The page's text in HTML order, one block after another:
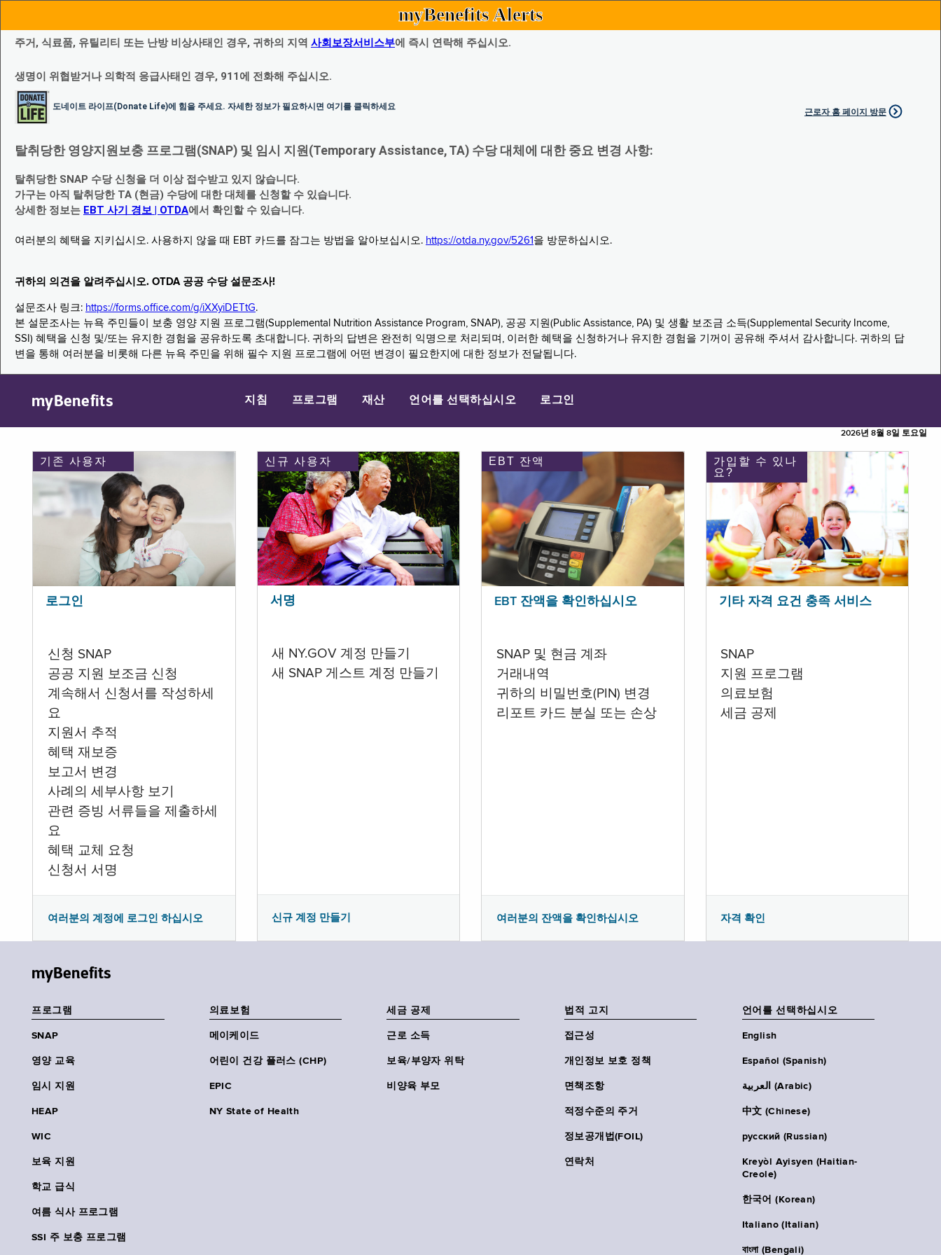
myBenefits Alerts
주거, 식료품, 유틸리티 또는 난방 비상사태인 경우, 귀하의 지역 사회보장서비스부에 즉시 연락해 주십시오.
생명이 위협받거나 의학적 응급사태인 경우, 911에 전화해 주십시오.
도네이트 라이프(Donate Life)에 힘을 주세요. 자세한 정보가 필요하시면 여기를 클릭하세요
근로자 홈 페이지 방문
탈취당한 영양지원보충 프로그램(SNAP) 및 임시 지원(Temporary Assistance, TA) 수당 대체에 대한 중요 변경 사항:
탈취당한 SNAP 수당 신청을 더 이상 접수받고 있지 않습니다.
가구는 아직 탈취당한 TA (현금) 수당에 대한 대체를 신청할 수 있습니다.
상세한 정보는 EBT 사기 경보 | OTDA에서 확인할 수 있습니다.
여러분의 혜택을 지키십시오. 사용하지 않을 때 EBT 카드를 잠그는 방법을 알아보십시오. https://otda.ny.gov/5261 을 방문하십시오.
귀하의 의견을 알려주십시오. OTDA 공공 수당 설문조사!
설문조사 링크: https://forms.office.com/g/iXXyiDETtG.
본 설문조사는 뉴욕 주민들이 보충 영양 지원 프로그램(Supplemental Nutrition Assistance Program, SNAP), 공공 지원(Public Assistance, PA) 및 생활 보조금 소득(Supplemental Security Income,
SSI) 혜택을 신청 및/또는 유지한 경험을 공유하도록 초대합니다. 귀하의 답변은 완전히 익명으로 처리되며, 이러한 혜택을 신청하거나 유지한 경험을 기꺼이 공유해 주셔서 감사합니다. 귀하의 답
변을 통해 여러분을 비롯해 다른 뉴욕 주민을 위해 필수 지원 프로그램에 어떤 변경이 필요한지에 대한 정보가 전달됩니다.
myBenefits 지침 프로그램 재산 언어를 선택하십시오 로그인
2026년 8월 8일 토요일
기존 사용자
로그인
신청 SNAP
공공 지원 보조금 신청
계속해서 신청서를 작성하세
요
지원서 추적
혜택 재보증
보고서 변경
사례의 세부사항 보기
관련 증빙 서류들을 제출하세
요
혜택 교체 요청
신청서 서명
여러분의 계정에 로그인 하십시오
신규 사용자
서명
새 NY.GOV 계정 만들기
새 SNAP 게스트 계정 만들기
신규 계정 만들기
EBT 잔액
EBT 잔액을 확인하십시오
SNAP 및 현금 계좌
거래내역
귀하의 비밀번호(PIN) 변경
리포트 카드 분실 또는 손상
여러분의 잔액을 확인하십시오
가입할 수 있나
요?
기타 자격 요건 충족 서비스
SNAP
지원 프로그램
의료보험
세금 공제
자격 확인
myBenefits
프로그램
SNAP
영양 교육
임시 지원
HEAP
WIC
보육 지원
학교 급식
여름 식사 프로그램
SSI 주 보충 프로그램
의료보험
메이케이드
어린이 건강 플러스 (CHP)
EPIC
NY State of Health
세금 공제
근로 소득
보육/부양자 위탁
비양육 부모
법적 고지
접근성
개인정보 보호 정책
면책조항
적정수준의 주거
정보공개법(FOIL)
연락처
언어를 선택하십시오
English
Español (Spanish)
العربية (Arabic)
中文 (Chinese)
русский (Russian)
Kreyòl Ayisyen (Haitian-
Creole)
한국어 (Korean)
Italiano (Italian)
বাংলা (Bengali)